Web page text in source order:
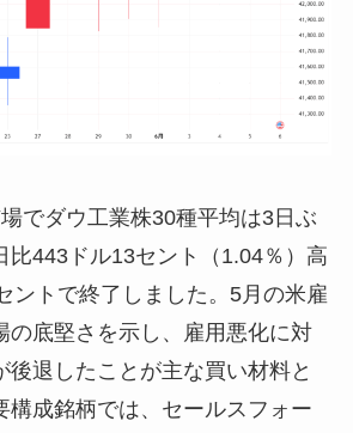
でダウ工業株30種平均は3日ぶ
比443ドル13セント（1.04％）高
ントで終了しました。5月の米雇
の底堅さを示し、雇用悪化に対
後退したことが主な買い材料と
構成銘柄では、セールスフォー